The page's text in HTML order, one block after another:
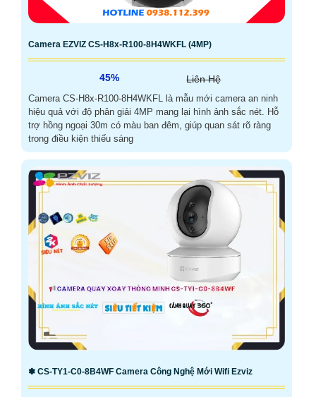
Camera EZVIZ CS-H8x-R100-8H4WKFL (4MP)
45% Liên Hệ
Camera CS-H8x-R100-8H4WKFL là mẫu mới camera an ninh
hiệu quả với độ phân giải 4MP mang lại hình ảnh sắc nét. Hỗ
trợ hồng ngoại 30m có màu ban đêm, giúp quan sát rõ ràng
trong điều kiện thiếu sáng
✽ CS-TY1-C0-8B4WF Camera Công Nghệ Mới Wifi Ezviz